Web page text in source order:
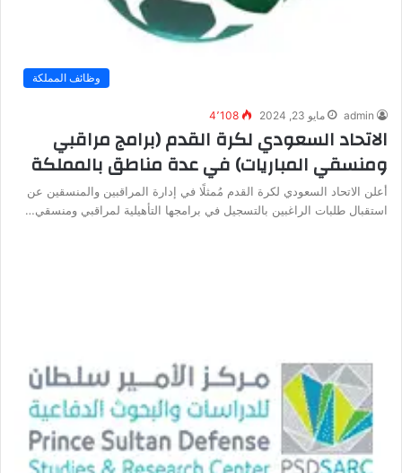
وظائف المملكة
admin مايو 23, 2024 4٬108
الاتحاد السعودي لكرة القدم (برامج مراقبي
ومنسقي المباريات) في عدة مناطق بالمملكة
أعلن الاتحاد السعودي لكرة القدم مُمثلًا في إدارة المراقبين والمنسقين عن
استقبال طلبات الراغبين بالتسجيل في برامجها التأهيلية لمراقبي ومنسقي…